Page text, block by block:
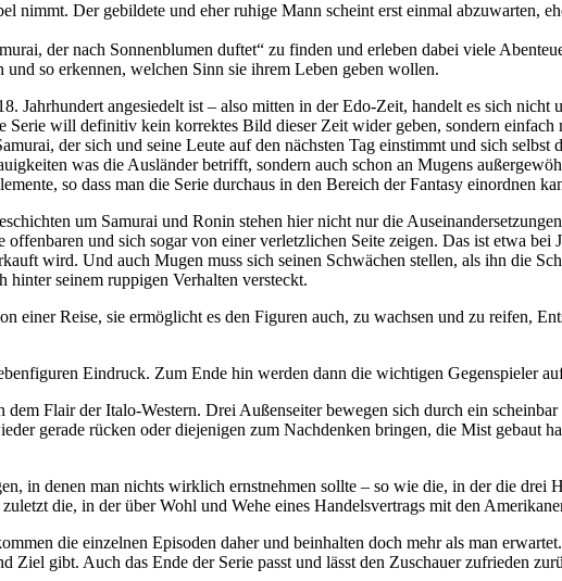
nimmt. Der gebildete und eher ruhige Mann scheint erst einmal
der nach Sonnenblumen duftet“ zu finden und erleben dabei viele
und so erkennen, welchen Sinn sie ihrem Leben geben wollen.
Jahrhundert angesiedelt ist – also mitten in der Edo-Zeit, handelt es sich
Serie will definitiv kein korrektes Bild dieser Zeit wider geben, sondern
der sich und seine Leute auf den nächsten Tag einstimmt und sich
was die Ausländer betrifft, sondern auch schon an Mugens
so dass man die Serie durchaus in den Bereich der Fantasy einordnen
um Samurai und Ronin stehen hier nicht nur die
offenbaren und sich sogar von einer verletzlichen Seite zeigen. Das ist etwa
wird. Und auch Mugen muss sich seinen Schwächen stellen, als ihn die
hinter seinem ruppigen Verhalten versteckt.
einer Reise, sie ermöglicht es den Figuren auch, zu wachsen und zu reifen,
Eindruck. Zum Ende hin werden dann die wichtigen Gegenspieler
Flair der Italo-Western. Drei Außenseiter bewegen sich durch ein
gerade rücken oder diejenigen zum Nachdenken bringen, die Mist gebaut
in denen man nichts wirklich ernstnehmen sollte – so wie die, in der die drei
die, in der über Wohl und Wehe eines Handelsvertrags mit den
die einzelnen Episoden daher und beinhalten doch mehr als man
Ziel gibt. Auch das Ende der Serie passt und lässt den Zuschauer zufrieden